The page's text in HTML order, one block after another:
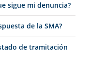
sigue mi denuncia?
de la SMA?
de tramitación